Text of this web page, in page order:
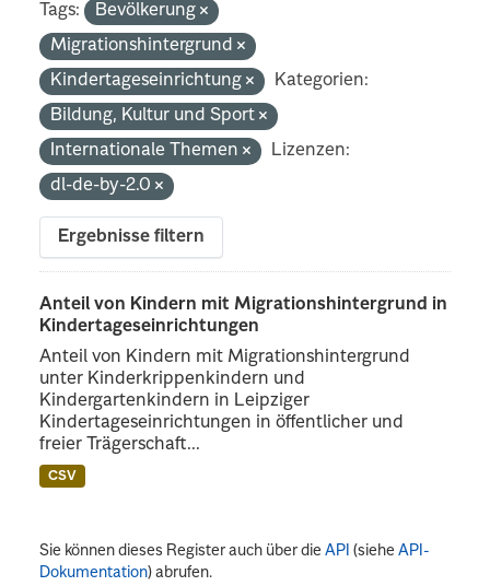
Tags:
Bevölkerung
Migrationshintergrund
Kindertageseinrichtung
Kategorien:
Bildung, Kultur und Sport
Internationale Themen
Lizenzen:
dl-de-by-2.0
Ergebnisse filtern
Anteil von Kindern mit Migrationshintergrund in
Kindertageseinrichtungen
Anteil von Kindern mit Migrationshintergrund
unter Kinderkrippenkindern und
Kindergartenkindern in Leipziger
Kindertageseinrichtungen in öffentlicher und
freier Trägerschaft...
CSV
Sie können dieses Register auch über dieAPI (sieheAPI-
Dokumentation) abrufen.